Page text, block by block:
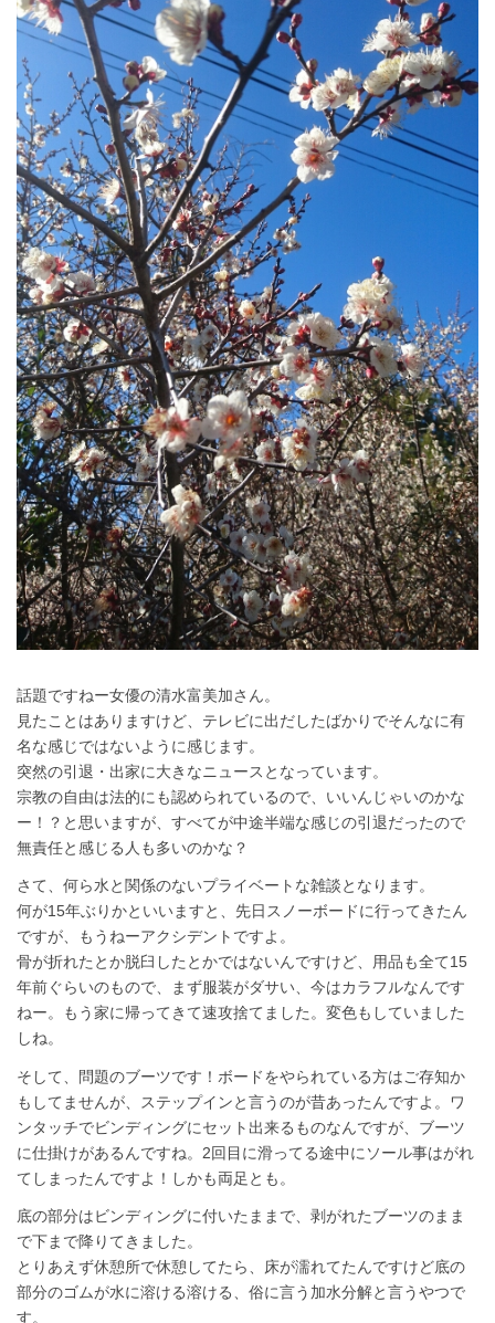
話題ですねー女優の清水富美加さん。
見たことはありますけど、テレビに出だしたばかりでそんなに有
名な感じではないように感じます。
突然の引退・出家に大きなニュースとなっています。
宗教の自由は法的にも認められているので、いいんじゃいのかな
ー！？と思いますが、すべてが中途半端な感じの引退だったので
無責任と感じる人も多いのかな？
さて、何ら水と関係のないプライベートな雑談となります。
何が15年ぶりかといいますと、先日スノーボードに行ってきたん
ですが、もうねーアクシデントですよ。
骨が折れたとか脱臼したとかではないんですけど、用品も全て15
年前ぐらいのもので、まず服装がダサい、今はカラフルなんです
ねー。もう家に帰ってきて速攻捨てました。変色もしていました
しね。
そして、問題のブーツです！ボードをやられている方はご存知か
もしてませんが、ステップインと言うのが昔あったんですよ。ワ
ンタッチでビンディングにセット出来るものなんですが、ブーツ
に仕掛けがあるんですね。2回目に滑ってる途中にソール事はがれ
てしまったんですよ！しかも両足とも。
底の部分はビンディングに付いたままで、剥がれたブーツのまま
で下まで降りてきました。
とりあえず休憩所で休憩してたら、床が濡れてたんですけど底の
部分のゴムが水に溶ける溶ける、俗に言う加水分解と言うやつで
す。